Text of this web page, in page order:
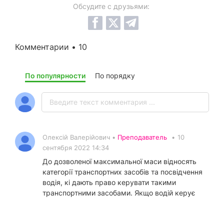
Обсудите с друзьями:
Комментарии • 10
По популярности По порядку
Олексій Валерійович • Преподаватель • 10
сентября 2022 14:34
До дозволеної максимальної маси відносять
категорії транспортних засобів та посвідчення
водія, кі дають право керувати такими
транспортними засобами. Якщо водій керує